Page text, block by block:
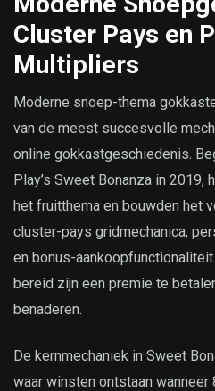
Cluster Pays en
Multipliers
Moderne snoep-thema
van de meest succesvolle
online gokkastgeschiedenis.
Play’s Sweet Bonanza in 2019,
het fruitthema en bouwden het
cluster-pays gridmechanica,
en bonus-
bereid zijn een premie te
benaderen.
De kernmechaniek in Sweet
waar winsten ontstaan